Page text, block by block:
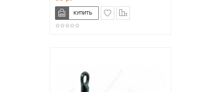
в закладки